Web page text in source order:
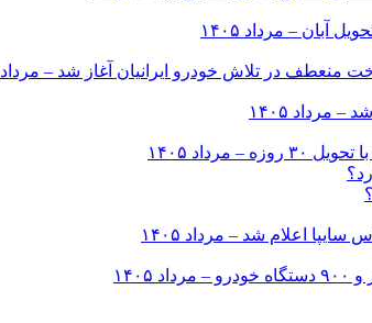
در تلاش خودرو ایرانیان آغاز شد – مرداد ۱۴۰۵
۱۴۰۵